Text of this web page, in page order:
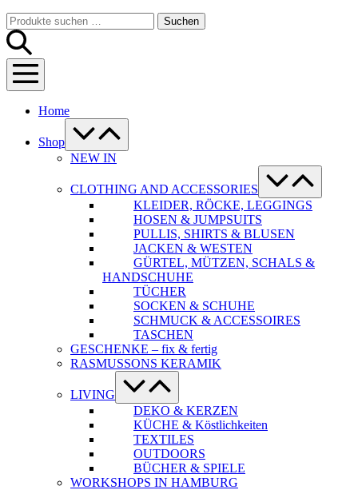
Suche-
Schalter
Suchen
nach:
Suchen
Menü-
Schalter
Home
Shop
Menü-
Schalter
NEW IN
CLOTHING AND ACCESSORIES
Menü-
Schalter
KLEIDER, RÖCKE, LEGGINGS
HOSEN & JUMPSUITS
PULLIS, SHIRTS & BLUSEN
JACKEN & WESTEN
GÜRTEL, MÜTZEN, SCHALS &
HANDSCHUHE
TÜCHER
SOCKEN & SCHUHE
SCHMUCK & ACCESSOIRES
TASCHEN
GESCHENKE – fix & fertig
RASMUSSONS KERAMIK
LIVING
Menü-
Schalter
DEKO & KERZEN
KÜCHE & Köstlichkeiten
TEXTILES
OUTDOORS
BÜCHER & SPIELE
WORKSHOPS IN HAMBURG